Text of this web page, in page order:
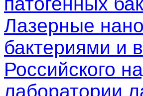
Лазерные
бактериями и
Российского
лаборатории